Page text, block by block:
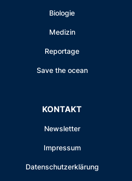
Biologie
Medizin
Reportage
Save the ocean
KONTAKT
Newsletter
Impressum
Datenschutzerklärung